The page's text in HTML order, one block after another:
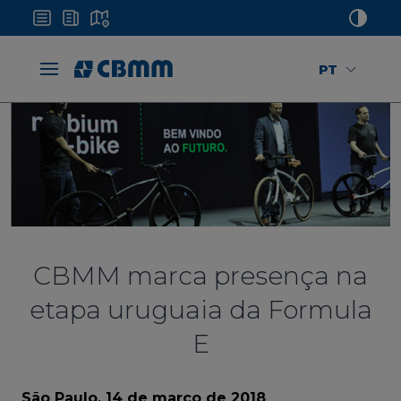
PT
CBMM marca presença na
etapa uruguaia da Formula
E